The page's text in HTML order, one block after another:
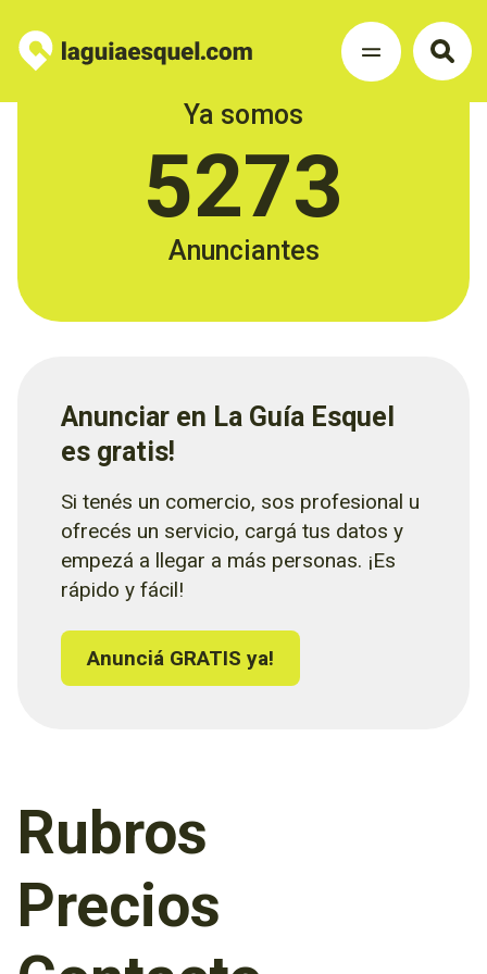
Ya somos
5273
Anunciantes
Anunciar en La Guía Esquel
es gratis!
Si tenés un comercio, sos profesional u
ofrecés un servicio, cargá tus datos y
empezá a llegar a más personas. ¡Es
rápido y fácil!
Anunciá GRATIS ya!
Rubros
Precios